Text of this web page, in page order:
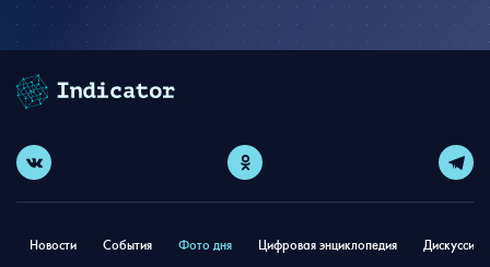
Новости События Фото дня Цифровая энциклопедия